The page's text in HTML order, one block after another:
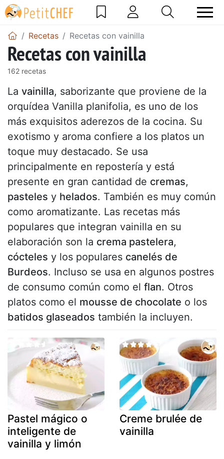
Recetas Recetas con vainilla
Recetas con vainilla
162 recetas
La vainilla, saborizante que proviene de la
orquídea Vanilla planifolia, es uno de los
más exquisitos aderezos de la cocina. Su
exotismo y aroma confiere a los platos un
toque muy destacado. Se usa
principalmente en repostería y está
presente en gran cantidad de cremas,
pasteles y helados. También es muy común
como aromatizante. Las recetas más
populares que integran vainilla en su
elaboración son la crema pastelera,
cócteles y los populares canelés de
Burdeos. Incluso se usa en algunos postres
de consumo común como el flan. Otros
platos como el mousse de chocolate o los
batidos glaseados también la incluyen.
Pastel mágico o
inteligente de
vainilla y limón
Creme brulée de
vainilla